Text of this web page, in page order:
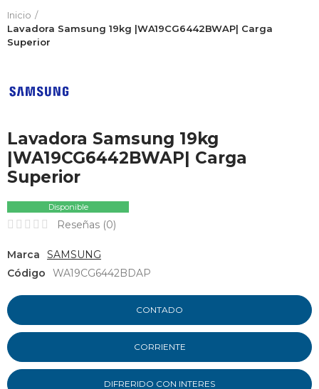
Inicio
Lavadora Samsung 19kg |WA19CG6442BWAP| Carga
Superior
Lavadora Samsung 19kg
|WA19CG6442BWAP| Carga
Superior
Disponible
Reseñas (0)
Marca
SAMSUNG
Código
WA19CG6442BDAP
CONTADO
CORRIENTE
DIFRERIDO CON INTERES